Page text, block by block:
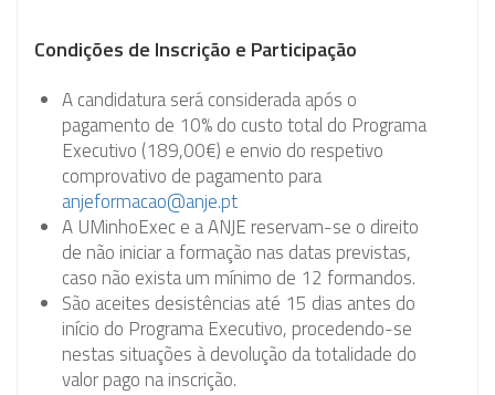
Condições de Inscrição e Participação
A candidatura será considerada após o
pagamento de 10% do custo total do Programa
Executivo (189,00€) e envio do respetivo
comprovativo de pagamento para
anjeformacao@anje.pt
A UMinhoExec e a ANJE reservam-se o direito
de não iniciar a formação nas datas previstas,
caso não exista um mínimo de 12 formandos.
São aceites desistências até 15 dias antes do
início do Programa Executivo, procedendo-se
nestas situações à devolução da totalidade do
valor pago na inscrição.